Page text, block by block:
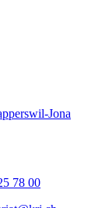
Jona
78 00